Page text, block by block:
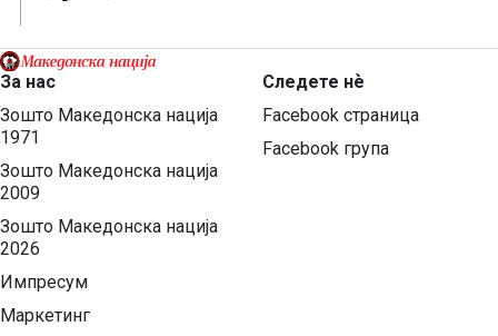
За нас
Зошто Македонска нација
1971
Зошто Македонска нација
2009
Зошто Македонска нација
2026
Импресум
Маркетинг
Следете нѐ
Facebook страница
Facebook група